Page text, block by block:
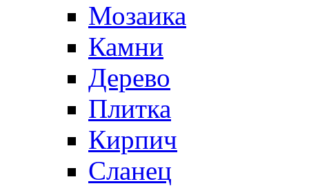
Мозаика
Камни
Дерево
Плитка
Кирпич
Сланец